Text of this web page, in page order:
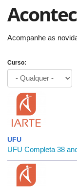
Acompanhe as
Curso:
UFU
UFU Completa 38